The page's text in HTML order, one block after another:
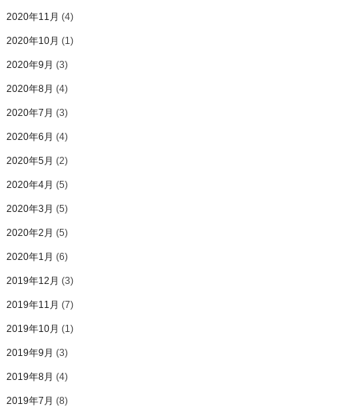
2020年11月 (4)
2020年10月 (1)
2020年9月 (3)
2020年8月 (4)
2020年7月 (3)
2020年6月 (4)
2020年5月 (2)
2020年4月 (5)
2020年3月 (5)
2020年2月 (5)
2020年1月 (6)
2019年12月 (3)
2019年11月 (7)
2019年10月 (1)
2019年9月 (3)
2019年8月 (4)
2019年7月 (8)